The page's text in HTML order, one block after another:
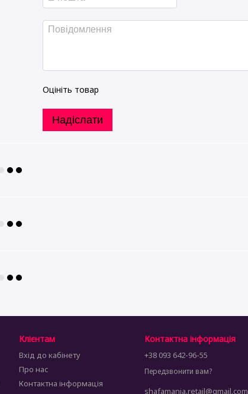
Оцініть товар
Надіслати
Клієнтам
Вхід до кабінету
Про нас
Контактна інформація
Контактна інформація
+38 093 642-96-55
Передзвонити вам?
shafamania.retail@gmail.com